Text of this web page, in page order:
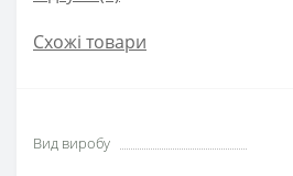
Схожі товари
Вид виробу